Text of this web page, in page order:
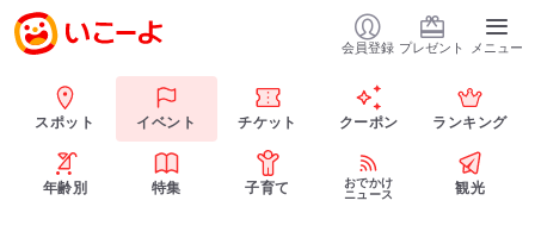
会員登録 プレゼント メニュー
スポット イベント チケット クーポン ランキング
年齢別 特集 子育て
おでかけ
ニュース
観光